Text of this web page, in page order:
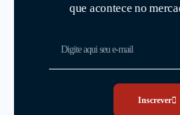
que acontece no
Inscrever